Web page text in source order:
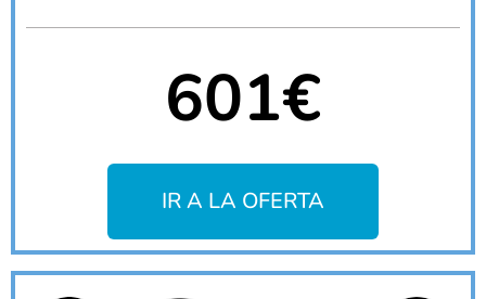
601€
IR A LA OFERTA